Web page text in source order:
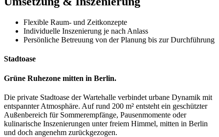
Flexible Raum- und Zeitkonzepte
Individuelle Inszenierung je nach Anlass
Persönliche Betreuung von der Planung bis zur Durchführung
Stadtoase
Grüne Ruhezone mitten in Berlin.
Die private Stadtoase der Wartehalle verbindet urbane Dynamik mit
entspannter Atmosphäre. Auf rund 200 m² entsteht ein geschützter
Außenbereich für Sommerempfänge, Pausenmomente oder
kulinarische Inszenierungen unter freiem Himmel, mitten in Berlin
und doch angenehm zurückgezogen.